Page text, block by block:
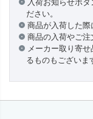
入荷お知らせボ
ださい。
商品が入荷した際
商品の入荷やご注
メーカー取り寄
るものもございま